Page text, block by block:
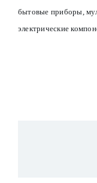
бытовые приборы,
электрические